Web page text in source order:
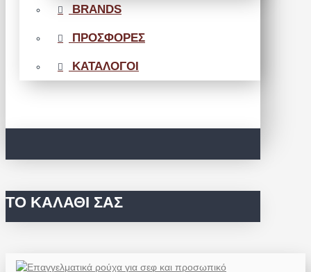
BRANDS
ΠΡΟΣΦΟΡΕΣ
ΚΑΤΑΛΟΓΟΙ
ΤΟ ΚΑΛΆΘΙ ΣΑΣ